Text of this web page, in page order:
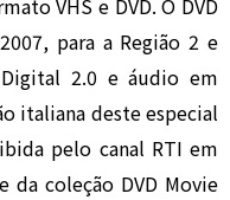
VHS e DVD. O DVD
para a Região 2 e
2.0 e áudio em
italiana deste especial
pelo canal RTI em
da coleção DVD Movie